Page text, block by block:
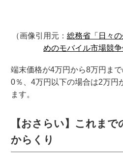
（画像引用元： 総務省「日々
めのモバイル市場競争
端末価格が4万円から8万円ま
0％、4万円以下の場合は2万円
ます。
【おさらい】これま
からくり